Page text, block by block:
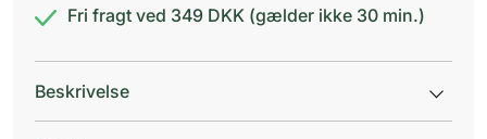
1000Fri fragt ved 349 DKK (gælder ikke 30 min.)
Beskrivelse